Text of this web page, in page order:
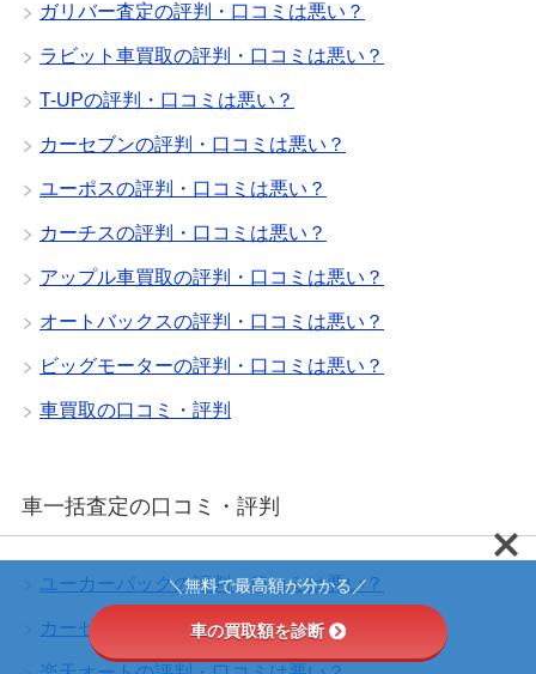
ガリバー査定の評判・口コミは悪い？
ラビット車買取の評判・口コミは悪い？
T-UPの評判・口コミは悪い？
カーセブンの評判・口コミは悪い？
ユーポスの評判・口コミは悪い？
カーチスの評判・口コミは悪い？
アップル車買取の評判・口コミは悪い？
オートバックスの評判・口コミは悪い？
ビッグモーターの評判・口コミは悪い？
車買取の口コミ・評判
車一括査定の口コミ・評判
ユーカーパックの評判・口コミは悪い？
カーセンサーの評判・口コミは悪い？
＼無料で最高額が分かる／
車の買取額を診断